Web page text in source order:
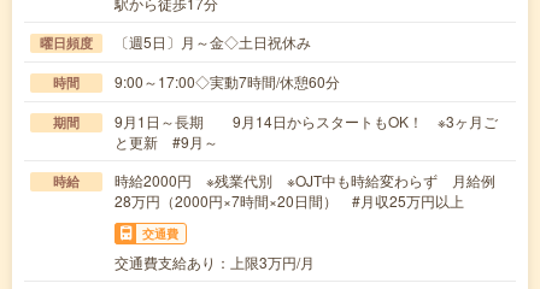
曜日頻度 〔週5日〕月～金◇土日祝休み
時間 9:00～17:00◇実動7時間/休憩60分
期間
9月1日～長期 9月14日からスタートもOK！ ※3ヶ月ご
と更新 #9月～
時給
時給2000円 ※残業代別 ※OJT中も時給変わらず 月給例
28万円（2000円×7時間×20日間） #月収25万円以上
交通費
交通費支給あり：上限3万円/月